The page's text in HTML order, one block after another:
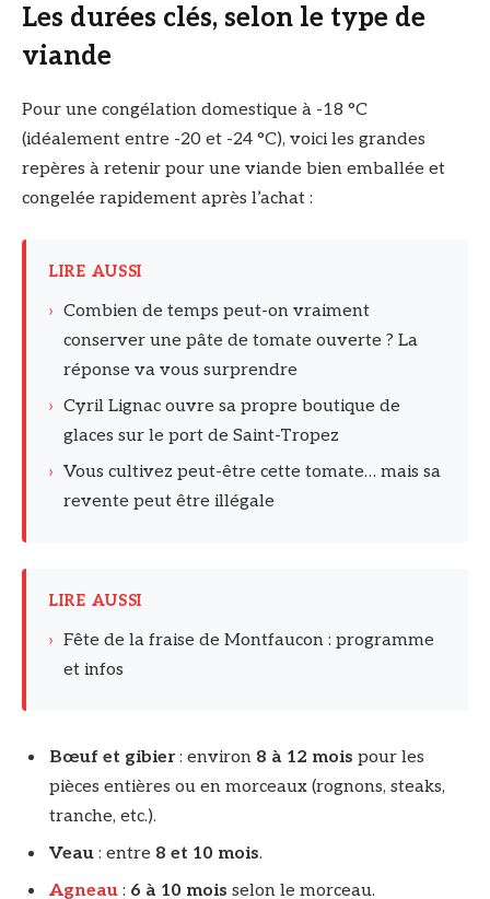
Les durées clés, selon le type de
viande
Pour une congélation domestique à -18 °C
(idéalement entre -20 et -24 °C), voici les grandes
repères à retenir pour une viande bien emballée et
congelée rapidement après l’achat :
LIRE AUSSI
› Combien de temps peut-on vraiment
conserver une pâte de tomate ouverte ? La
réponse va vous surprendre
› Cyril Lignac ouvre sa propre boutique de
glaces sur le port de Saint-Tropez
› Vous cultivez peut-être cette tomate… mais sa
revente peut être illégale
LIRE AUSSI
› Fête de la fraise de Montfaucon : programme
et infos
Bœuf et gibier: environ 8 à 12 mois pour les
pièces entières ou en morceaux (rognons, steaks,
tranche, etc.).
Veau : entre 8 et 10 mois.
Agneau : 6 à 10 mois selon le morceau.